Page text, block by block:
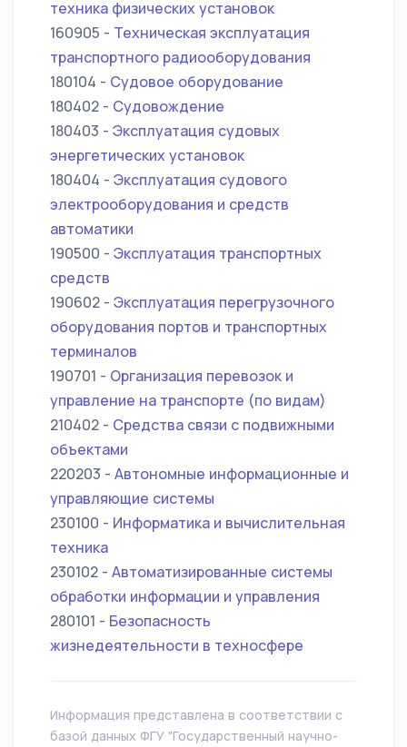
техника физических установок
160905 - Техническая эксплуатация
транспортного радиооборудования
180104 - Судовое оборудование
180402 - Судовождение
180403 - Эксплуатация судовых
энергетических установок
180404 - Эксплуатация судового
электрооборудования и средств
автоматики
190500 - Эксплуатация транспортных
средств
190602 - Эксплуатация перегрузочного
оборудования портов и транспортных
терминалов
190701 - Организация перевозок и
управление на транспорте (по видам)
210402 - Средства связи с подвижными
объектами
220203 - Автономные информационные и
управляющие системы
230100 - Информатика и вычислительная
техника
230102 - Автоматизированные системы
обработки информации и управления
280101 - Безопасность
жизнедеятельности в техносфере
Информация представлена в соответствии с
базой данных ФГУ "Государственный научно-